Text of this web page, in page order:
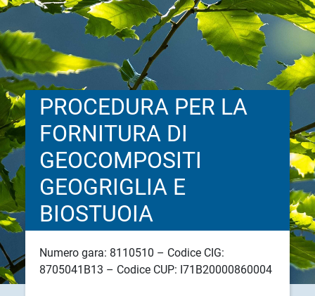
PROCEDURA PER LA
FORNITURA DI
GEOCOMPOSITI
GEOGRIGLIA E
BIOSTUOIA
Numero gara: 8110510 – Codice CIG:
8705041B13 – Codice CUP: I71B20000860004